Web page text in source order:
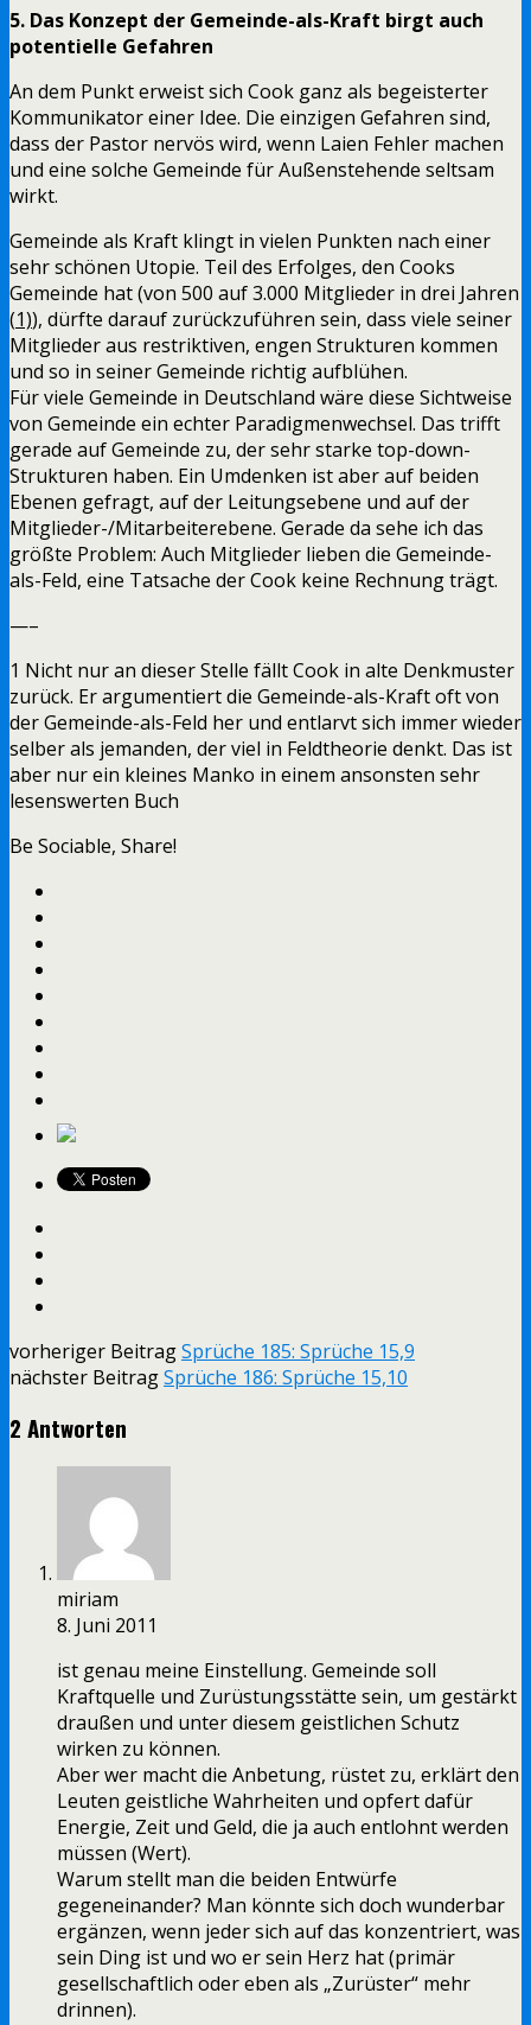
5. Das Konzept der Gemeinde-als-Kraft birgt auch
potentielle Gefahren
An dem Punkt erweist sich Cook ganz als begeisterter
Kommunikator einer Idee. Die einzigen Gefahren sind,
dass der Pastor nervös wird, wenn Laien Fehler machen
und eine solche Gemeinde für Außenstehende seltsam
wirkt.
Gemeinde als Kraft klingt in vielen Punkten nach einer
sehr schönen Utopie. Teil des Erfolges, den Cooks
Gemeinde hat (von 500 auf 3.000 Mitglieder in drei Jahren
(1)), dürfte darauf zurückzuführen sein, dass viele seiner
Mitglieder aus restriktiven, engen Strukturen kommen
und so in seiner Gemeinde richtig aufblühen.
Für viele Gemeinde in Deutschland wäre diese Sichtweise
von Gemeinde ein echter Paradigmenwechsel. Das trifft
gerade auf Gemeinde zu, der sehr starke top-down-
Strukturen haben. Ein Umdenken ist aber auf beiden
Ebenen gefragt, auf der Leitungsebene und auf der
Mitglieder-/Mitarbeiterebene. Gerade da sehe ich das
größte Problem: Auch Mitglieder lieben die Gemeinde-
als-Feld, eine Tatsache der Cook keine Rechnung trägt.
—–
1 Nicht nur an dieser Stelle fällt Cook in alte Denkmuster
zurück. Er argumentiert die Gemeinde-als-Kraft oft von
der Gemeinde-als-Feld her und entlarvt sich immer wieder
selber als jemanden, der viel in Feldtheorie denkt. Das ist
aber nur ein kleines Manko in einem ansonsten sehr
lesenswerten Buch
Be Sociable, Share!
vorheriger BeitragSprüche 185: Sprüche 15,9
nächster BeitragSprüche 186: Sprüche 15,10
2 Antworten
miriam
8. Juni 2011
ist genau meine Einstellung. Gemeinde soll
Kraftquelle und Zurüstungsstätte sein, um gestärkt
draußen und unter diesem geistlichen Schutz
wirken zu können.
Aber wer macht die Anbetung, rüstet zu, erklärt den
Leuten geistliche Wahrheiten und opfert dafür
Energie, Zeit und Geld, die ja auch entlohnt werden
müssen (Wert).
Warum stellt man die beiden Entwürfe
gegeneinander? Man könnte sich doch wunderbar
ergänzen, wenn jeder sich auf das konzentriert, was
sein Ding ist und wo er sein Herz hat (primär
gesellschaftlich oder eben als „Zurüster“ mehr
drinnen).